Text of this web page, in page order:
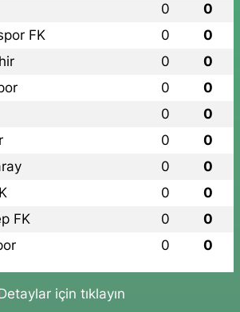
0 0
FK 0 0
0 0
0 0
0 0
0 0
0 0
0 0
FK 0 0
0 0
için tıklayın